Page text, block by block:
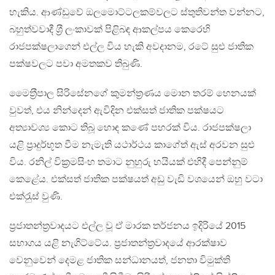
හැකිය. ආණ්ඩුවේ ඔලමොට්ටලකම්වලට ස්තුතිවන්ත වන්නට,
බහුත්වවාදී ශ‍්‍රී ලංකාවක් පිළිබඳ ආකල්පය කෙරෙහි
රාජපක්ෂලාගෙන් එල්ල විය හැකි අවදානම, රටේ සුළු ජාතික
පක්ෂවලට පවා අමතකව තිබුණි.
මෛත‍්‍රීපාල සිරිසේනගේ කුමන්ත‍්‍රණය මොන තරම් හෙනයක්
වුවත්, එය නින්දෙන් ඇවිදින එක්සත් ජාතික පක්ෂයට
අත්‍යාවශ්‍ය කොට තිබූ හොඳ කණේ පහරක් විය. රාජපක්ෂලා
යළි ප‍්‍රාදුර්භූත වීම නැමැති යථාර්ථය කාගේත් ඇස් අරවන සුළු
විය. රනිල් වික‍්‍රමසිංහ තමාට නුහුරු හයියක් එහිදී පෙන්නුම්
කෙළේය. එක්සත් ජාතික පක්ෂයත් අඩු වැඩි වශයෙන් ඔහු වටා
එක්රැුස් වුණි.
ප‍්‍රජාතන්ත‍්‍රවාදයට එල්ල වූ ඒ මාරක තර්ජනය ඉදිරියේ 2015
සභාගය යළි නැගිට්ටේය. ප‍්‍රජාතන්ත‍්‍රවාදයේ ආරක්ෂාව
වෙනුවෙන් දෙමළ ජාතික සන්ධානයත්, ජනතා විමුක්ති